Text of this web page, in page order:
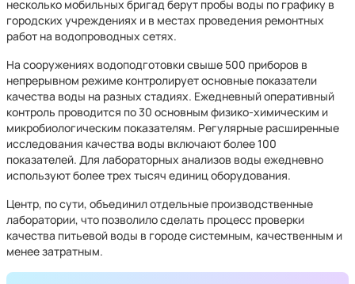
несколько мобильных бригад берут пробы воды по графику в
городских учреждениях и в местах проведения ремонтных
работ на водопроводных сетях.
На сооружениях водоподготовки свыше 500 приборов в
непрерывном режиме контролирует основные показатели
качества воды на разных стадиях. Ежедневный оперативный
контроль проводится по 30 основным физико-химическим и
микробиологическим показателям. Регулярные расширенные
исследования качества воды включают более 100
показателей. Для лабораторных анализов воды ежедневно
используют более трех тысяч единиц оборудования.
Центр, по сути, объединил отдельные производственные
лаборатории, что позволило сделать процесс проверки
качества питьевой воды в городе системным, качественным и
менее затратным.